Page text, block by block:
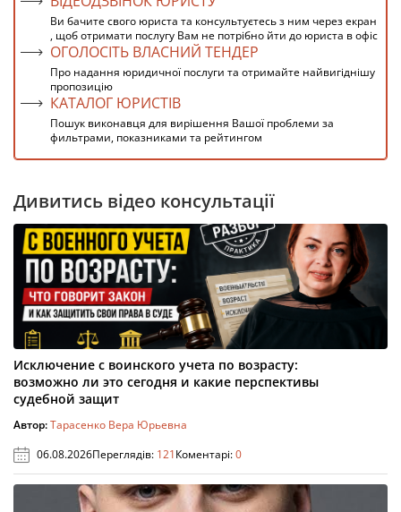
Ви бачите свого юриста та консультуєтесь з ним через екран
, щоб отримати послугу Вам не потрібно йти до юриста в офіс
ОГОЛОСІТЬ ВЛАСНИЙ ТЕНДЕР
Про надання юридичної послуги та отримайте найвигіднішу
пропозицію
КАТАЛОГ ЮРИСТІВ
Пошук виконавця для вирішення Вашої проблеми за
фильтрами, показниками та рейтингом
Дивитись відео консультації
Исключение с воинского учета по возрасту:
возможно ли это сегодня и какие перспективы
судебной защит
Автор:Тарасенко Вера Юрьевна
06.08.2026Переглядів: 121Коментарі:0